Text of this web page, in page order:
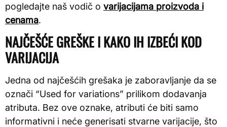
pogledajte naš vodič o varijacijama proizvoda i
cenama.
NAJČEŠĆE GREŠKE I KAKO IH IZBEĆI KOD
VARIJACIJA
Jedna od najčešćih grešaka je zaboravljanje da se
označi “Used for variations” prilikom dodavanja
atributa. Bez ove oznake, atributi će biti samo
informativni i neće generisati stvarne varijacije, što